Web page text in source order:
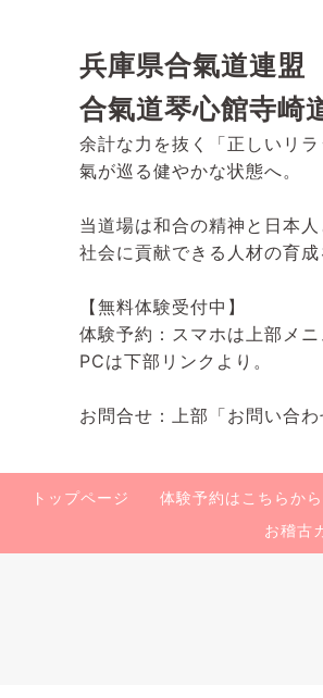
兵庫県合氣道連盟
合氣道琴心館寺崎
余計な力を抜く「正しいリ
氣が巡る健やかな状態へ。
当道場は和合の精神と日本人
社会に貢献できる人材の育成
【無料体験受付中】
体験予約：スマホは上部メ
PCは下部リンクより。
お問合せ：上部「お問い合わ
トップページ 体験予約はこちらから
お稽古